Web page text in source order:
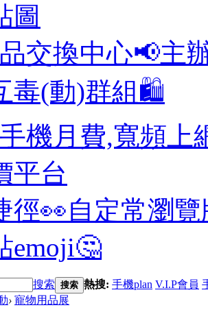
圖
交換中心📢主
毒(動)群組🛍️
機月費,寬頻上
平台
徑👀自定常瀏
emoji🤔
搜索 搜索 熱搜: 手機plan V.I.P會員
› 寵物用品展